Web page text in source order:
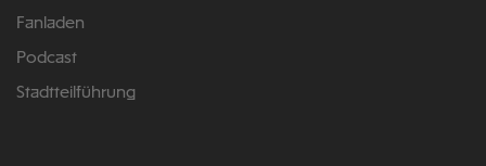
Fanladen
Podcast
Stadtteilführung